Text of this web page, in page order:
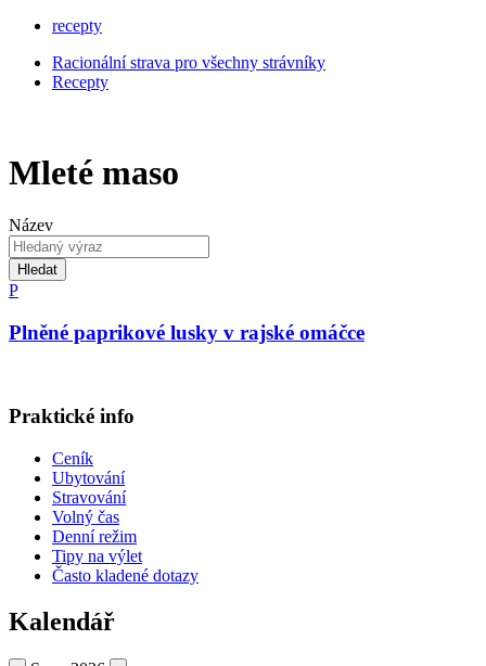
recepty
Racionální strava pro všechny strávníky
Recepty
Mleté maso
Název
Hledat
P
Plněné paprikové lusky v rajské omáčce
Praktické info
Ceník
Ubytování
Stravování
Volný čas
Denní režim
Tipy na výlet
Často kladené dotazy
Kalendář